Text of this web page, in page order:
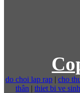
do choi lap rap | cho
thân | thiet bi ve sinh